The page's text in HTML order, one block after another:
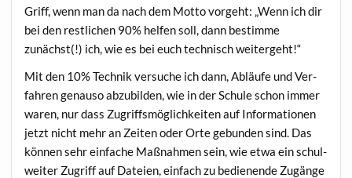
Griff, wenn man da nach dem Mot­to vor­geht: „Wenn ich dir
bei den rest­li­chen 90% hel­fen soll, dann bestim­me
zunächst(!) ich, wie es bei euch tech­nisch weitergeht!“
Mit den 10% Tech­nik ver­su­che ich dann, Abläu­fe und Ver­
fah­ren genau­so abzu­bil­den, wie in der Schu­le schon immer
waren, nur dass Zugriffs­mög­lich­kei­ten auf Infor­ma­tio­nen
jetzt nicht mehr an Zei­ten oder Orte gebun­den sind. Das
kön­nen sehr ein­fa­che Maß­nah­men sein, wie etwa ein schul­
wei­ter Zugriff auf Datei­en, ein­fach zu bedie­nen­de Zugän­ge